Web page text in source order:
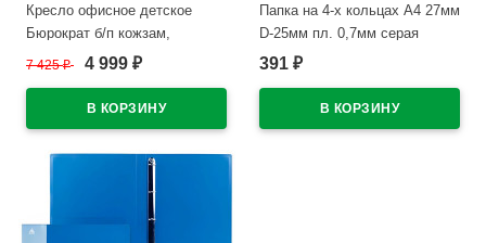
Кресло офисное детское
Бюрократ б/п кожзам,
бежевый Orion-10 CH-330M
7 425₽ 4 999 ₽
Папка на 4-х кольцах А4 27мм
D-25мм пл. 0,7мм серая
Бюрократ с карм.
391 ₽